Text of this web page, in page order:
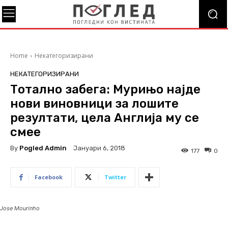
Home Некатегоризирани
НЕКАТЕГОРИЗИРАНИ
Тотално забега: Мурињо најде
нови виновници за лошите
резултати, цела Англија му се
смее
By Pogled Admin Јануари 6, 2018 0
177
Facebook Twitter
Jose Mourinho